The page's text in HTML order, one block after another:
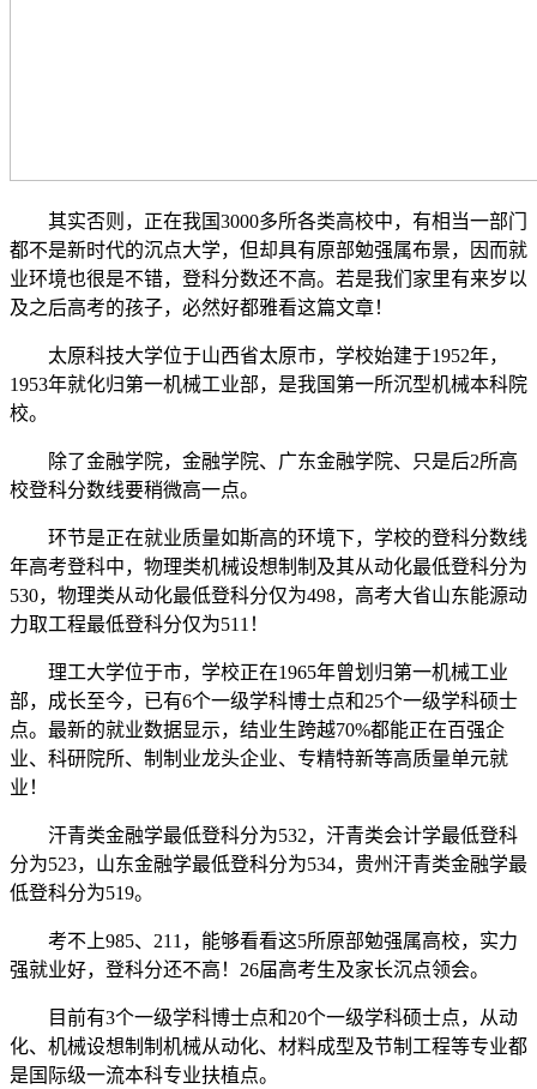
其实否则，正在我国3000多所各类高校中，有相当一部门
都不是新时代的沉点大学，但却具有原部勉强属布景，因而就
业环境也很是不错，登科分数还不高。若是我们家里有来岁以
及之后高考的孩子，必然好都雅看这篇文章！
太原科技大学位于山西省太原市，学校始建于1952年，
1953年就化归第一机械工业部，是我国第一所沉型机械本科院
校。
除了金融学院，金融学院、广东金融学院、只是后2所高
校登科分数线要稍微高一点。
环节是正在就业质量如斯高的环境下，学校的登科分数线
年高考登科中，物理类机械设想制制及其从动化最低登科分为
530，物理类从动化最低登科分仅为498，高考大省山东能源动
力取工程最低登科分仅为511！
理工大学位于市，学校正在1965年曾划归第一机械工业
部，成长至今，已有6个一级学科博士点和25个一级学科硕士
点。最新的就业数据显示，结业生跨越70%都能正在百强企
业、科研院所、制制业龙头企业、专精特新等高质量单元就
业！
汗青类金融学最低登科分为532，汗青类会计学最低登科
分为523，山东金融学最低登科分为534，贵州汗青类金融学最
低登科分为519。
考不上985、211，能够看看这5所原部勉强属高校，实力
强就业好，登科分还不高！26届高考生及家长沉点领会。
目前有3个一级学科博士点和20个一级学科硕士点，从动
化、机械设想制制机械从动化、材料成型及节制工程等专业都
是国际级一流本科专业扶植点。